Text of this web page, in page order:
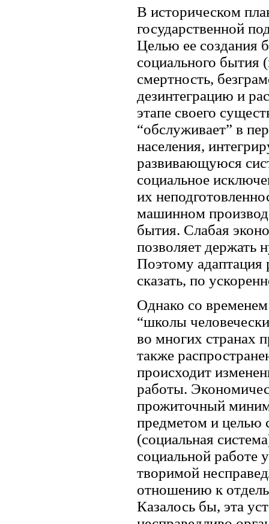
В историческом
государственной
Целью ее создания
социального бытия
смертность,
дезинтеграцию и
этапе своего
“обслуживает” в
населения,
развивающуюся
социальное
их
машинном
бытия. Слабая
позволяет держать
Поэтому адаптация
сказать, по
Однако со
“школы
во многих странах
также
происходит
работы.
прожиточный
предметом и целью
(социальная
социальной работе
творимой
отношению к
Казалось бы, эта